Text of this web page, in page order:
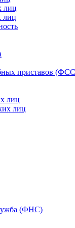
лиц
лиц
приставов
лиц
лиц
(ФНС)